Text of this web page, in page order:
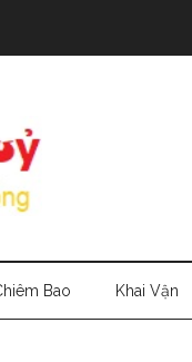
Bao Khai Vận